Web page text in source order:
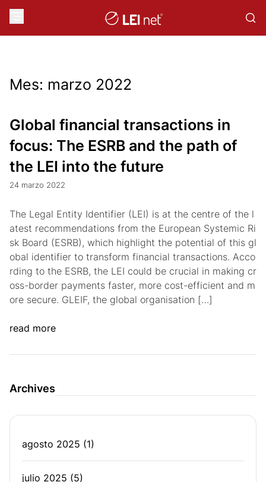
Mes: marzo 2022
Global financial transactions in
focus: The ESRB and the path of
the LEI into the future
24 marzo 2022
The Legal Entity Identifier (LEI) is at the centre of the l
atest recommendations from the European Systemic Ri
sk Board (ESRB), which highlight the potential of this gl
obal identifier to transform financial transactions. Acco
rding to the ESRB, the LEI could be crucial in making cr
oss-border payments faster, more cost-efficient and m
ore secure. GLEIF, the global organisation […]
read more
Archives
agosto 2025 (1)
julio 2025 (5)